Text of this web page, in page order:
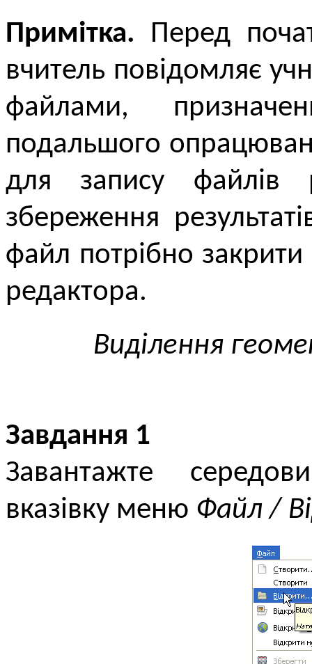
Примітка. Перед
вчитель повідомляє
файлами,
подальшого
для запису файлів
збереження
файл потрібно
редактора.
Виділення
Завдання 1
Завантажте
вказівку меню Файл /